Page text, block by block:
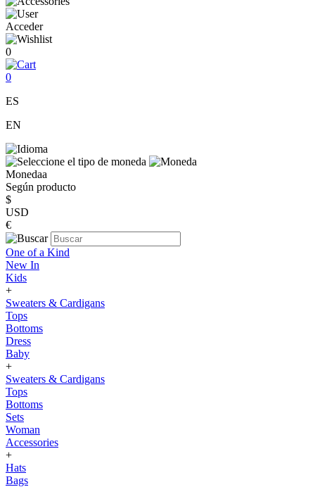
Acceder
0
0
ES
EN
Monedaa
Según producto
$
USD
€
One of a Kind
New In
Kids
+
Sweaters & Cardigans
Tops
Bottoms
Dress
Baby
+
Sweaters & Cardigans
Tops
Bottoms
Sets
Woman
Accessories
+
Hats
Bags